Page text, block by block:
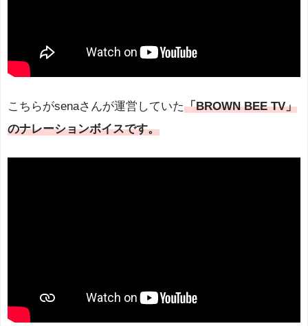
こちらがsenaさんが運営していた「BROWN BEE TV」
のナレーションボイスです。